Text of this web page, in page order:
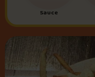
Sauce